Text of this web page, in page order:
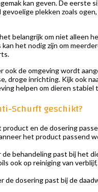
kan geven. De eerste
plekken zoals
belangrijk om niet alleen
het nodig zijn om
de omgeving wordt
droge inrichting. Kijk ook
helpen om dieren stabiel
Schurft geschikt?
en de dosering
het product passend
behandeling past bij het
ook op reiniging van
de dosering past bij de